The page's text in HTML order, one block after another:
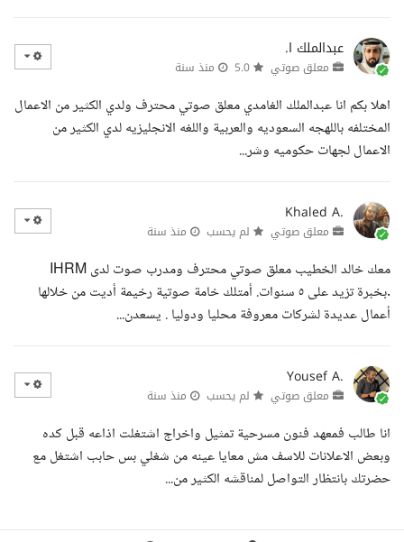
عبدالملك ا.
معلق صوتي منذ سنة
اهلا بكم انا عبدالملك الغامدي معلق صوتي محترف ولدي الكثير من الاعمال
المختلفه باللهجه السعوديه والعربية واللغه الانجليزيه لدي الكثير من
الاعمال لجهات حكوميه وشر...
Khaled A.
معلق صوتي لم يحسب منذ سنة
معك خالد الخطيب معلق صوتي محترف ومدرب صوت لدى IHRM
.بخبرة تزيد على ٥ سنوات. أمتلك خامة صوتية رخيمة أديت من خلالها
أعمال عديدة لشركات معروفة محليا ودوليا . يسعدن...
Yousef A.
معلق صوتي لم يحسب منذ سنة
انا طالب فمعهد فنون مسرحية تمثيل واخراج اشتغلت اذاعه قبل كده
وبعض الاعلانات للاسف مش معايا عينه من شغلي بس حابب اشتغل مع
حضرتك بانتظار التواصل لمناقشه الكثير من...